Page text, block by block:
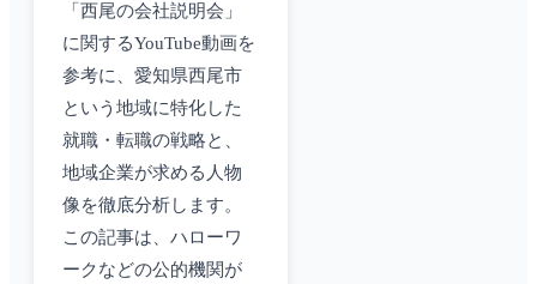
「西尾の会社説明会」
に関するYouTube動画を
参考に、愛知県西尾市
という地域に特化した
就職・転職の戦略と、
地域企業が求める人物
像を徹底分析します。
この記事は、ハローワ
ークなどの公的機関が